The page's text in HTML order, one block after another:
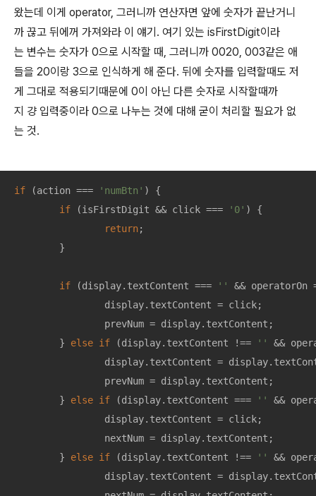
왔는데 이게 operator, 그러니까 연산자면 앞에 숫자가 끝난거니
까 끊고 뒤에꺼 가져와라 이 얘기. 여기 있는 isFirstDigit이라
는 변수는 숫자가 0으로 시작할 때, 그러니까 0020, 003같은 애
들을 20이랑 3으로 인식하게 해 준다. 뒤에 숫자를 입력할때도 저
게 그대로 적용되기때문에 0이 아닌 다른 숫자로 시작할때까
지 걍 입력중이라 0으로 나누는 것에 대해 굳이 처리할 필요가 없
는 것.
if (action === 'numBtn' ) {
if (isFirstDigit && click === '0' ) {
return;
if (display.textContent === ''
&& operatorOn
	}
else if (display.textContent !== ''
&&
	}
else if (display.textContent === ''
&&
	}
else if (display.textContent !== ''
&&